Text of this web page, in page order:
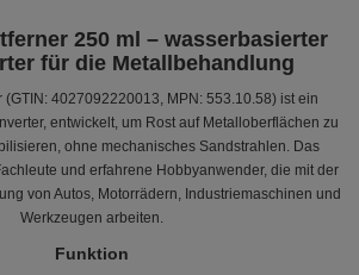
250 ml – wasserbasierter
für die Metallbehandlung
4027092220013, MPN: 553.10.58) ist ein
entwickelt, um Rost auf Metalloberflächen zu
ohne mechanisches Sandstrahlen. Das
und erfahrene Hobbyanwender, die mit der
von Autos, Motorrädern, Industriemaschinen und
Werkzeugen arbeiten.
Funktion